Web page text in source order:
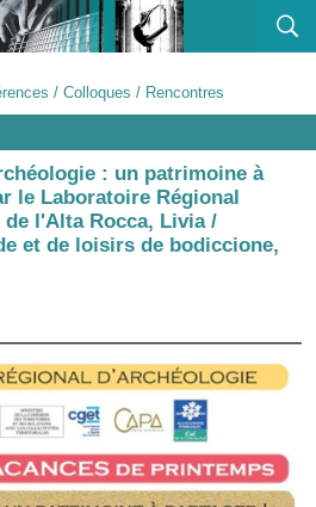
/ Colloques / Rencontres
: un patrimoine à
le Laboratoire Régional
l'Alta Rocca, Livia /
et de loisirs de bodiccione,